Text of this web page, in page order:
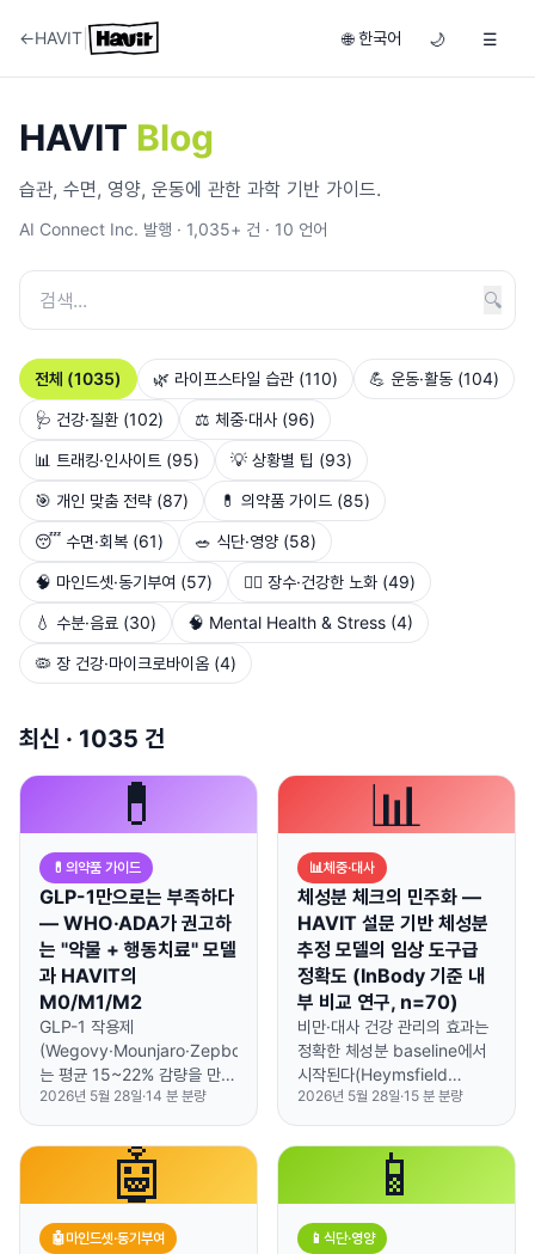
←HAVIT 🌐 한국어 🌙 ☰
HAVIT Blog
습관, 수면, 영양, 운동에 관한 과학 기반 가이드.
AI Connect Inc. 발행 · 1,035+ 건 · 10 언어
🔍
전체 (1035) 🌿 라이프스타일 습관 (110) 💪 운동·활동 (104)
🩺 건강·질환 (102) ⚖️ 체중·대사 (96)
📊 트래킹·인사이트 (95) 💡 상황별 팁 (93)
🎯 개인 맞춤 전략 (87) 💊 의약품 가이드 (85)
😴 수면·회복 (61) 🥗 식단·영양 (58)
🧠 마인드셋·동기부여 (57) 🏃‍♂️ 장수·건강한 노화 (49)
💧 수분·음료 (30) 🧠 Mental Health & Stress (4)
🦠 장 건강·마이크로바이옴 (4)
최신 · 1035 건
💊
💊 의약품 가이드
GLP-1만으로는 부족하다
— WHO·ADA가 권고하
는 "약물 + 행동치료" 모델
과 HAVIT의
M0/M1/M2
GLP-1 작용제
(Wegovy·Mounjaro·Zepbound)
는 평균 15~22% 감량을 만든
다(STEP 1, SURMOUNT-
1). 그러나 STEP 4는 약 중단
후 평균 11.6%p 재증가 —
STEP 1 평균 감량 14.9% 기
준 약 78% 회복.
약물 + 행동치료 병행을 명시
2026년 5월 28일·14 분 분량
📊
📊체중·대사
체성분 체크의 민주화 —
HAVIT 설문 기반 체성분
추정 모델의 임상 도구급
정확도 (InBody 기준 내
부 비교 연구, n=70)
비만·대사 건강 관리의 효과는
정확한 체성분 baseline에서
시작된다(Heymsfield
2024; Ross 2020). 그러나
DEXA·InBody는 고가·오프라
인·고비용 3중 장벽이 있다.
HAVIT는 스마트폰 설문 + 기
본 신체정보(키·체중·성별·나
장지방·BMR·TDEE·WHtR·생
2026년 5월 28일·15 분 분량
🤖
🤖마인드셋·동기부여
📱
📱 식단·영양